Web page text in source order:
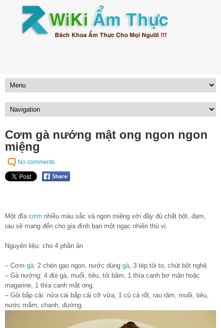
Cơm gà nướng mật ong ngon ngon
miệng
No comments
Một đĩa cơm nhiều màu sắc và ngon miệng với đầy đủ chất bột, đạm,
rau sẽ mang đến cho gia đình bạn một ngạc nhiên thú vị.
Nguyên liệu: cho 4 phần ăn
– Cơm gà: 2 chén gạo ngon, nước dùng gà, 3 tép tỏi to, chút bột nghệ.
– Gà nướng: 4 đùi gà, muối, tiêu, tỏi băm, 1 thìa canh bơ mặn hoặc
magarine, 1 thìa canh mật ong.
– Gỏi bắp cải: nửa cái bắp cải cỡ vừa, 1 củ cà rốt, rau răm, muối, tiêu,
nước mắm, chanh, đường.